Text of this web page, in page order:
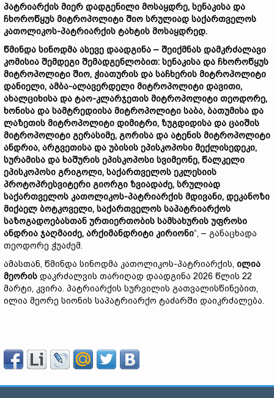
პატრიარქის მიერ დადგენილი მოსაყდრე, სენაკისა და
ჩხოროწყუს მიტროპოლიტი შიო სრულიად საქართველოს
კათოლიკოს-პატრიარქის ტახტის მოსაყდრედ.
წმინდა სინოდმა ასევე დაადგინა – შეიქმნას დამკრძალავი
კომისია შემდეგი შემადგენლობით: სენაკისა და ჩხოროწყუს
მიტროპოლიტი შიო, ჭიათურის და საჩხერის მიტროპოლიტი
დანიელი, ამბა-ალავერდელი მიტროპოლიტი დავითი,
ახალციხისა და ტაო-კლარჯეთის მიტროპოლიტი თეოდორე,
ხონისა და სამტრედიისა მიტროპოლიტი საბა, ბათუმისა და
ლაზეთის მიტროპოლიტი დიმიტრი, ზუგდიდისა და ცაიშის
მიტროპოლიტი გერასიმე, გორისა და ატენის მიტროპოლიტი
ანდრია, არგვეთისა და უბისის ეპისკოპოსი მექლისედეკი,
სურამისა და ხაშურის ეპისკოპოსი სვიმეონე, წალკელი
ეპისკოპოსი გრიგოლი, საქართველოს ეკლესიის
პროტოპრესვიტერი გიორგი ზვიადაძე, სრულიად
საქართველოს კათოლიკოს-პატრიარქის მდივანი, დეკანოზი
მიქაელ ბოტკოველი, საქართველოს საპატრიარქოს
საზოგადოებასთან ურთიერთობის სამსახურის უფროსი
ანდრია ჯაღმაიძე, არქიმანდრიტი კირიონი“, – განაცხადა
თეოდორე ჭუაძემ.
ამასთან, წმინდა სინოდმა კათოლიკოს-პატრიარქის, ილია
მეორის დაკრძალვის თარიღად დაადგინა 2026 წლის 22
მარტი, კვირა. პატრიარქის სურვილის გათვალისწინებით,
ილია მეორე სიონის საპატრიარქო ტაძარში დაიკრძალება.